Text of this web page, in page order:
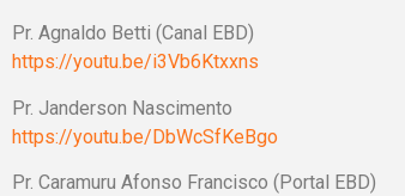
Pr. Agnaldo Betti (Canal EBD)
https://youtu.be/i3Vb6Ktxxns
Pr. Janderson Nascimento
https://youtu.be/DbWcSfKeBgo
Pr. Caramuru Afonso Francisco (Portal EBD)